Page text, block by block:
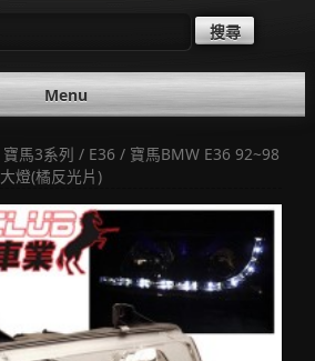
Menu
馬3系列 / E36 / 寶馬BMW E36 92~98
燈(橘反光片)